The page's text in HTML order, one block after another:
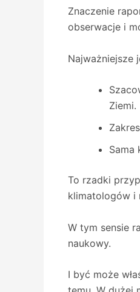
Znaczenie
obserwacje i
Najważniejsze
Ziemi.
Sama
To rzadki
klimatologów i
W tym sensie
naukowy.
I być może